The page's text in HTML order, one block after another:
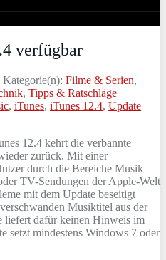
verfügbar
Kategorie(n): Filme & Serien,
, Tipps & Ratschläge
, iTunes, iTunes 12.4, Update
12.4 kehrt die verbannte
zurück. Mit einer
durch die Bereiche Musik
TV-Sendungen der Apple-Welt
mit dem Update beseitigt
Musiktitel aus der
liefert dafür keinen Hinweis im
setzt mindestens Windows 7 oder